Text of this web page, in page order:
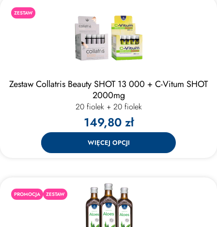
ZESTAW
Zestaw Collatris Beauty SHOT 13 000 + C-Vitum SHOT
2000mg
20 fiolek + 20 fiolek
149,80 zł
WIĘCEJ OPCJI
PROMOCJA ZESTAW